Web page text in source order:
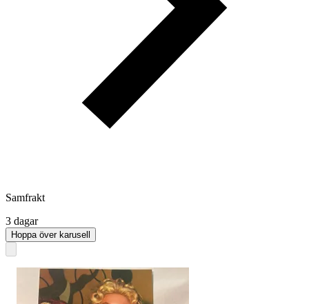
Samfrakt
3 dagar
Hoppa över karusell